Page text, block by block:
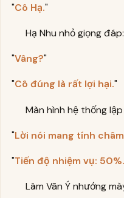
"Cô Hạ."
Hạ Nhu nhỏ giọng đáp:
"Vâng?"
"Cô đúng là rất lợi hại."
Màn hình hệ thống
"Lời nói mang tính
"Tiến độ nhiệm vụ: 50%.
Lâm Vãn Ý nhướng